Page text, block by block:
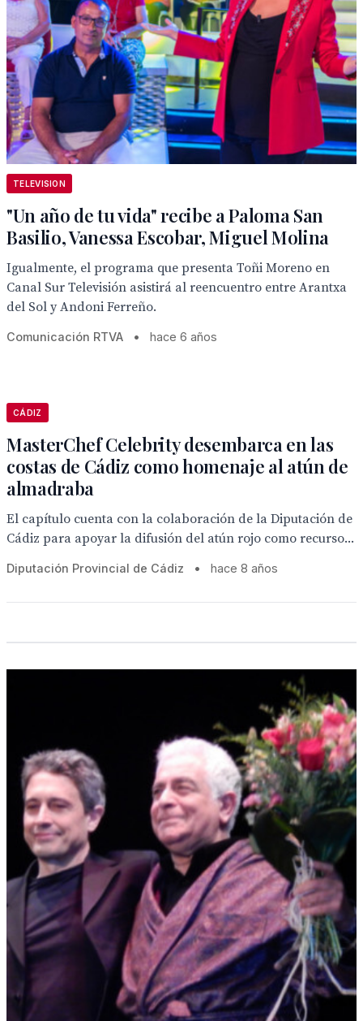
TELEVISION
"Un año de tu vida" recibe a Paloma San
Basilio, Vanessa Escobar, Miguel Molina
Igualmente, el programa que presenta Toñi Moreno en
Canal Sur Televisión asistirá al reencuentro entre Arantxa
del Sol y Andoni Ferreño.
Comunicación RTVA • hace 6 años
CÁDIZ
MasterChef Celebrity desembarca en las
costas de Cádiz como homenaje al atún de
almadraba
El capítulo cuenta con la colaboración de la Diputación de
Cádiz para apoyar la difusión del atún rojo como recurso...
Diputación Provincial de Cádiz • hace 8 años